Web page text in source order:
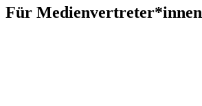
Für Medienvertreter*innen